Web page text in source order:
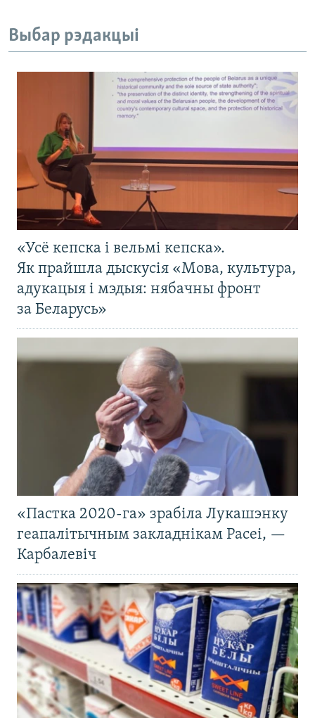
Выбар рэдакцыі
«Усё кепска і вельмі кепска».
Як прайшла дыскусія «Мова, культура,
адукацыя і мэдыя: нябачны фронт
за Беларусь»
«Пастка 2020-га» зрабіла Лукашэнку
геапалітычным закладнікам Расеі, —
Карбалевіч